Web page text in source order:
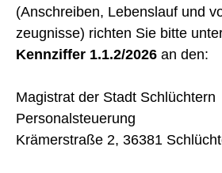
(Anschreiben, Lebenslauf und
zeugnisse) richten Sie bitte
Kennziffer 1.1.2/2026 an den:
Magistrat der Stadt Schlüchtern
Personalsteuerung
Krämerstraße 2, 36381